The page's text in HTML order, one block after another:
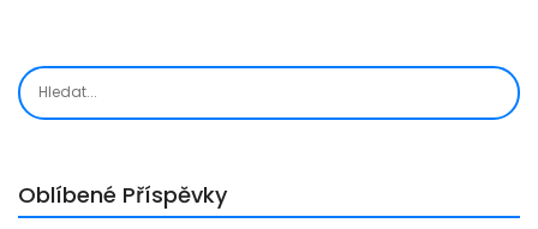
Oblíbené Příspěvky